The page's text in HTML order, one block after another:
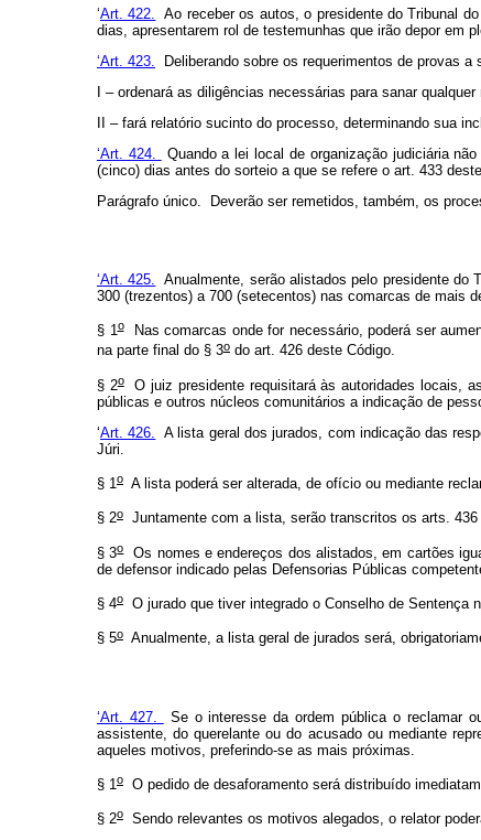
‘Art. 422.
Ao receber os autos, o presidente do Tribunal
dias, apresentarem rol de testemunhas que irão depor em
‘Art. 423.
Deliberando sobre os requerimentos de provas
I – ordenará as diligências necessárias para sanar
II – fará relatório sucinto do processo, determinando sua
‘Art. 424.
Quando a lei local de organização judiciária
(cinco) dias antes do sorteio a que se refere o art. 433
Parágrafo único. Deverão ser remetidos, também, os
‘Art. 425.
Anualmente, serão alistados pelo presidente do
300 (trezentos) a 700 (setecentos) nas comarcas de mais
§ 1oNas comarcas onde for necessário, poderá ser
na parte final do § 3o do art. 426 deste Código.
§ 2oO juiz presidente requisitará às autoridades locais,
públicas e outros núcleos comunitários a indicação de
‘Art. 426.
A lista geral dos jurados, com indicação das
Júri.
§ 1o A lista poderá ser alterada, de ofício ou mediante
§ 2o Juntamente com a lista, serão transcritos os arts. 436
§ 3oOs nomes e endereços dos alistados, em cartões
de defensor indicado pelas Defensorias Públicas
§ 4o O jurado que tiver integrado o Conselho de
§ 5o Anualmente, a lista geral de jurados será,
‘Art. 427.
Se o interesse da ordem pública o reclamar
assistente, do querelante ou do acusado ou mediante
aqueles motivos, preferindo-se as mais próximas.
§ 1 o O pedido de desaforamento será distribuído
§ 2o Sendo relevantes os motivos alegados, o relator